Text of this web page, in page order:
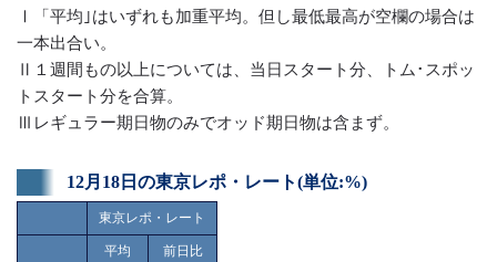
Ⅰ「平均｣はいずれも加重平均。但し最低最高が空欄の場合は
一本出合い。
Ⅱ１週間もの以上については、当日スタート分、トム･スポッ
トスタート分を合算。
Ⅲレギュラー期日物のみでオッド期日物は含まず。
12月18日の東京レポ・レート(単位:%)
東京レポ・レート
平均 前日比